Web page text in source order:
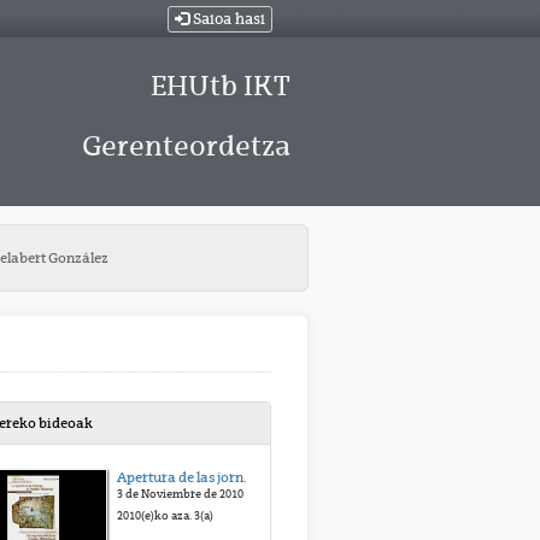
Saioa hasi
EHUtb IKT
Gerenteordetza
González
bideoak
Apertura de las jornadas
3 de Noviembre de 2010
2010(e)ko aza. 3(a)